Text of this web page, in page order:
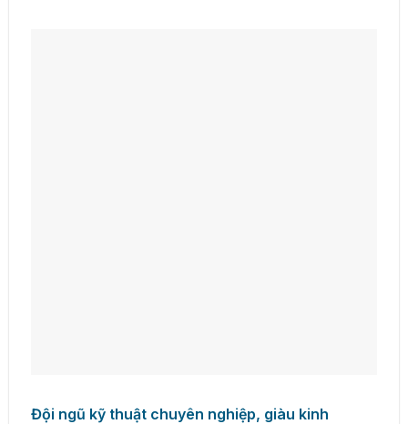
Đội ngũ kỹ thuật chuyên nghiệp, giàu kinh